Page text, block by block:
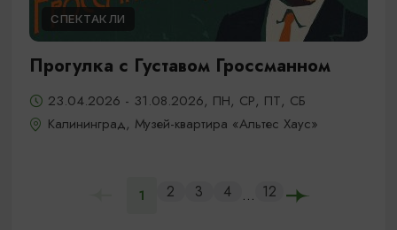
СПЕКТАКЛИ
Прогулка с Густавом Гроссманном
23.04.2026 - 31.08.2026, ПН, СР, ПТ, СБ
Калининград, Музей-квартира «Альтес Хаус»
1 2 3 4 ... 12